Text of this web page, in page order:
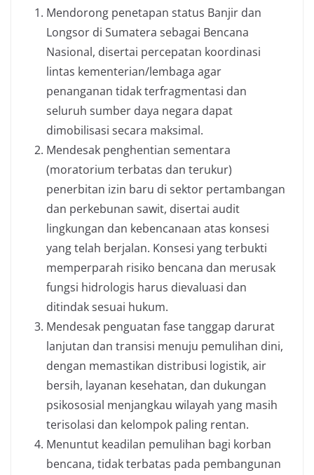
Mendorong penetapan status Banjir dan
Longsor di Sumatera sebagai Bencana
Nasional, disertai percepatan koordinasi
lintas kementerian/lembaga agar
penanganan tidak terfragmentasi dan
seluruh sumber daya negara dapat
dimobilisasi secara maksimal.
Mendesak penghentian sementara
(moratorium terbatas dan terukur)
penerbitan izin baru di sektor pertambangan
dan perkebunan sawit, disertai audit
lingkungan dan kebencanaan atas konsesi
yang telah berjalan. Konsesi yang terbukti
memperparah risiko bencana dan merusak
fungsi hidrologis harus dievaluasi dan
ditindak sesuai hukum.
Mendesak penguatan fase tanggap darurat
lanjutan dan transisi menuju pemulihan dini,
dengan memastikan distribusi logistik, air
bersih, layanan kesehatan, dan dukungan
psikososial menjangkau wilayah yang masih
terisolasi dan kelompok paling rentan.
Menuntut keadilan pemulihan bagi korban
bencana, tidak terbatas pada pembangunan